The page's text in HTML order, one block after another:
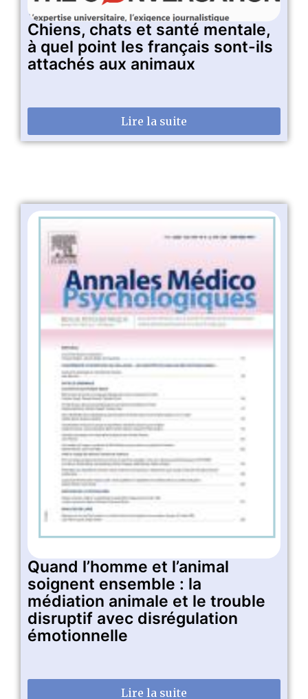
Chiens, chats et santé mentale,
à quel point les français sont-ils
attachés aux animaux
Lire la suite
Quand l’homme et l’animal
soignent ensemble : la
médiation animale et le trouble
disruptif avec disrégulation
émotionnelle
Lire la suite